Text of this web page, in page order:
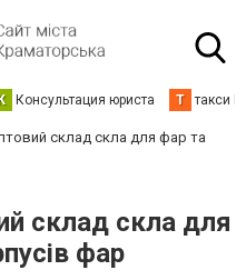
К Консультация юриста Т такси
склад скла для фар та
склад скла для
фар